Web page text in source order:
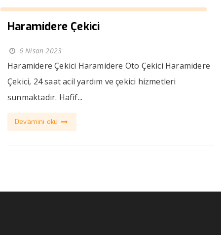
Haramidere Çekici
6 Nisan 2023
Haramidere Çekici Haramidere Oto Çekici Haramidere
Çekici, 24 saat acil yardım ve çekici hizmetleri
sunmaktadır. Hafif...
Devamını oku